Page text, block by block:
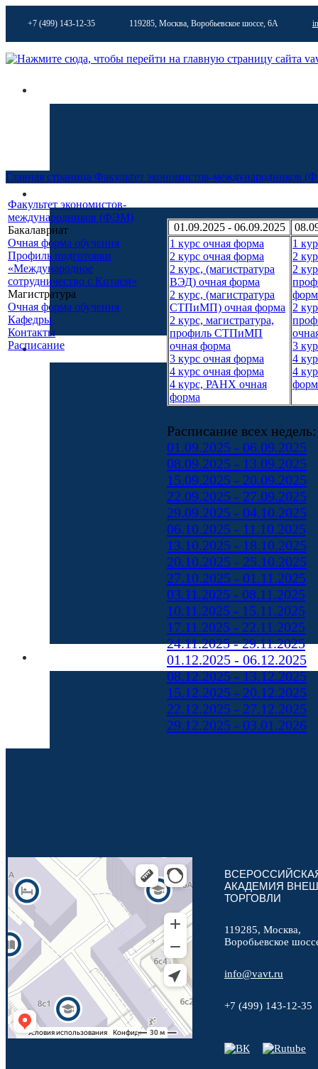
+7 (499) 143-12-35 119285, Москва, Воробьевское шоссе, 6А
Главная страница Факультет экономистов-международников
Факультет экономистов-
международников (ФЭМ)
Бакалавриат
Очная форма обучения
Профиль подготовки
«Международное
сотрудничество с Китаем»
Магистратура
Очная форма обучения
Кафедры
Контакты
Расписание
01.09.2025 - 06.09.2025
1 курс очная форма
2 курс очная форма
2 курс, (магистратура
ВЭД) очная форма
2 курс, (магистратура
СТПиМП) очная форма
2 курс, магистратура,
профиль СТПиМП
очная форма
3 курс очная форма
4 курс очная форма
4 курс, РАНХ очная
форма
1
2
2
2
3
4
4
Расписание всех недель:
01.09.2025 - 06.09.2025
08.09.2025 - 13.09.2025
15.09.2025 - 20.09.2025
22.09.2025 - 27.09.2025
29.09.2025 - 04.10.2025
06.10.2025 - 11.10.2025
13.10.2025 - 18.10.2025
20.10.2025 - 25.10.2025
27.10.2025 - 01.11.2025
03.11.2025 - 08.11.2025
10.11.2025 - 15.11.2025
17.11.2025 - 22.11.2025
24.11.2025 - 29.11.2025
01.12.2025 - 06.12.2025
08.12.2025 - 13.12.2025
15.12.2025 - 20.12.2025
22.12.2025 - 27.12.2025
29.12.2025 - 03.01.2026
АКАДЕМИЯ
ТОРГОВЛИ
119285, Москва,
Воробьевское
info@vavt.ru
+7 (499) 143-12-35